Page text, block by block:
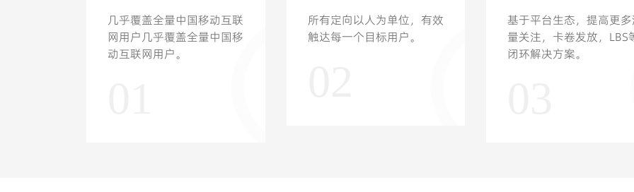
几乎覆盖全量中国移动互联
网用户几乎覆盖全量中国移
动互联网用户。
所有定向以人为单位，有效
触达每一个目标用户。
基于平台生态，提高更
量关注，卡卷发放，LBS
闭环解决方案。